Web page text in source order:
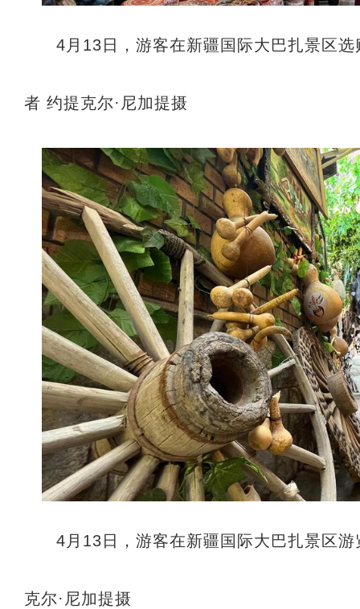
4月13日，游客在新疆国际大巴扎景区
者 约提克尔·尼加提摄
4月13日，游客在新疆国际大巴扎景区
克尔·尼加提摄